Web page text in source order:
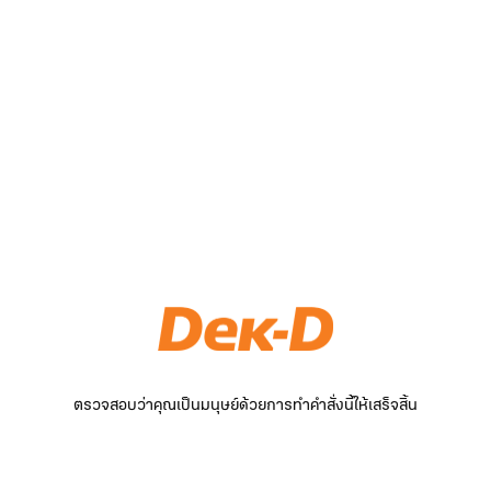
ตรวจสอบว่าคุณเป็นมนุษย์ด้วยการทำคำสั่งนี้ให้เสร็จสิ้น